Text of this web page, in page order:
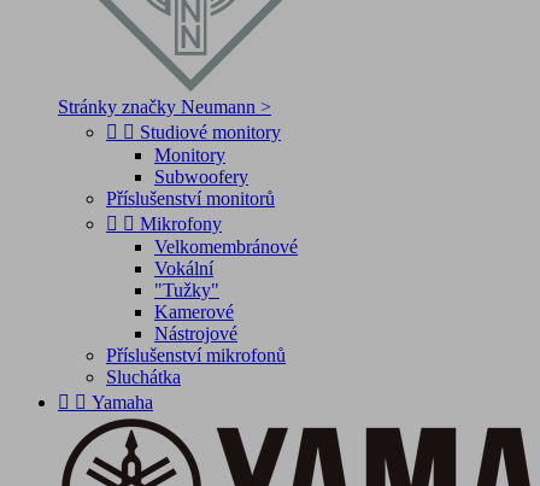
Stránky značky Neumann >
  Studiové monitory
Monitory
Subwoofery
Příslušenství monitorů
  Mikrofony
Velkomembránové
Vokální
"Tužky"
Kamerové
Nástrojové
Příslušenství mikrofonů
Sluchátka
  Yamaha